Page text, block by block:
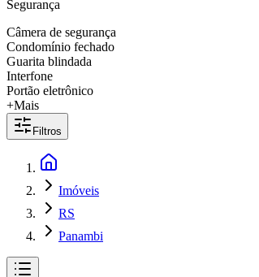
Segurança
Câmera de segurança
Condomínio fechado
Guarita blindada
Interfone
Portão eletrônico
+Mais
Filtros
Imóveis
RS
Panambi